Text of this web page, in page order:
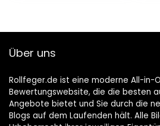
Über uns
Rollfeger.de ist eine moderne All-in-
Bewertungswebsite, die die besten
Angebote bietet und Sie durch die
Blogs auf dem Laufenden hält. Alle